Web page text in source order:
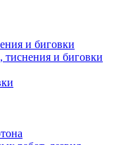
и биговки
тиснения и биговки